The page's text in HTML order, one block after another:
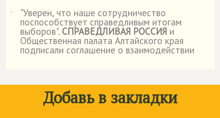
˙
"Уверен, что наше сотрудничество
поспособствует справедливым итогам
выборов". СПРАВЕДЛИВАЯ РОССИЯ и
Общественная палата Алтайского края
подписали соглашение о взаимодействии
Добавь в закладки